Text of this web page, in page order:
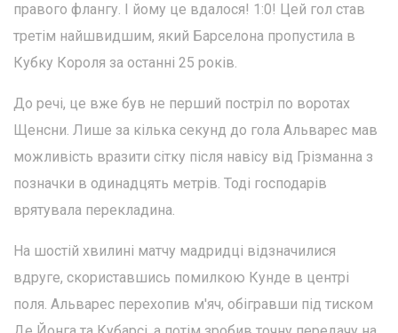
правого флангу. І йому це вдалося! 1:0! Цей гол став
третім найшвидшим, який Барселона пропустила в
Кубку Короля за останні 25 років.
До речі, це вже був не перший постріл по воротах
Щенсни. Лише за кілька секунд до гола Альварес мав
можливість вразити сітку після навісу від Грізманна з
позначки в одинадцять метрів. Тоді господарів
врятувала перекладина.
На шостій хвилині матчу мадридці відзначилися
вдруге, скориставшись помилкою Кунде в центрі
поля. Альварес перехопив м'яч, обігравши під тиском